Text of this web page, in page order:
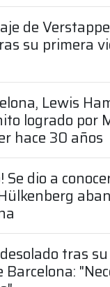
de
su primera
Lewis
logrado por
hace 30 años
Se dio a
desolado tras
Barcelona: